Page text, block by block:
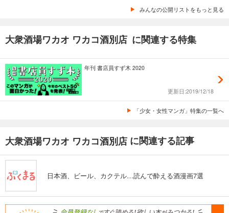
みんなの公開リストをもっと見る
大衆酒場ワカオ ワカコ酒別店 に関連する特集
年刊 書店員すず木 2020
更新日:2019/12/18
「少女・女性マンガ」特集の一覧へ
大衆酒場ワカオ ワカコ酒別店 に関連する記事
日本酒、ビール、カクテル…読んで酔える酒漫画7選